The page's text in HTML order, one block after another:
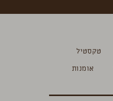
טקסטיל
אומנות